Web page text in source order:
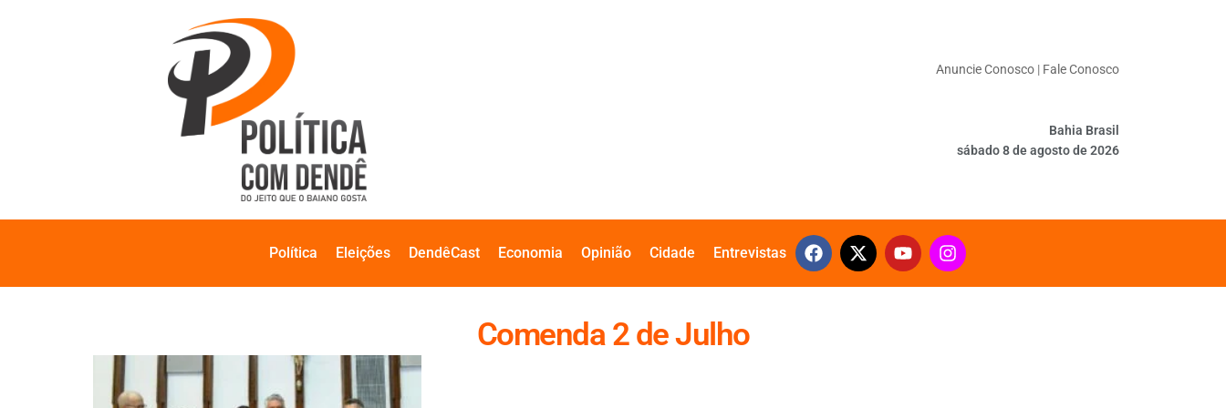
Anuncie Conosco | Fale Conosco
Bahia Brasil
sábado 8 de agosto de 2026
Política Eleições DendêCast Economia Opinião Cidade Entrevistas
Comenda 2 de Julho